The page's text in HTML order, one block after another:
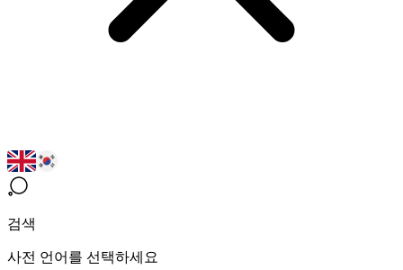
검색
사전 언어를 선택하세요